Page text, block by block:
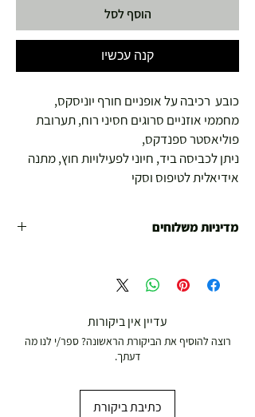
הוסף לסל
קנה עכשיו
כובע רכיבה על אופניים חורף יוניסקס,
מחממי אוזניים סרוגים חסיני רוח, תערובת
פוליאסטר ספנדקס,
ניתן לכביסה ביד, חיוני לפעילויות חוץ, מתנה
אידיאלית לטיפוס וסקי
מדיניות משלוחים
19.00 ₪
עדיין אין ביקורות
רוצה להוסיף את הביקורת הראשונה? ספר/י לנו מה
דעתך.
כתיבת ביקורת